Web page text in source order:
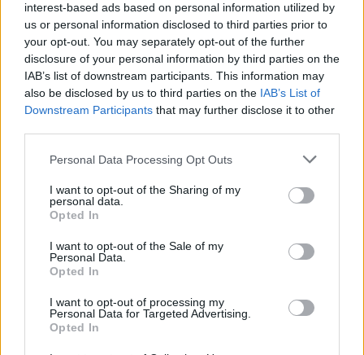
interest-based ads based on personal information utilized by
us or personal information disclosed to third parties prior to
your opt-out. You may separately opt-out of the further
disclosure of your personal information by third parties on the
IAB’s list of downstream participants. This information may
also be disclosed by us to third parties on the IAB’s List of
Downstream Participants that may further disclose it to other
Personal Data Processing Opt Outs
I want to opt-out of the Sharing of my
personal data.
Opted In
I want to opt-out of the Sale of my
Personal Data.
Opted In
I want to opt-out of processing my
Personal Data for Targeted Advertising.
Opted In
- 13.000.000 ευρώ σε 12.000 δικαιούχους στο
πλαίσιο επιδοτούμενων προγραμμάτων
απασχόλησης και
- 1.800.000 ευρώ σε 3.000 δικαιούχους
προγραμμάτων κοινωφελούς χαρακτήρα.
Διάβασε σχετικά
Επίδομα έως 750 ευρώ από τη ΔΥΠΑ: Ποιοι
μπορούν να το λάβουν και πότε καταβάλλεται
Νέο voucher 750 ευρώ από τη ΔΥΠΑ για
εργαζόμενους – Ποιοι μπορούν να το πάρουν
και πώς γίνεται η αίτηση